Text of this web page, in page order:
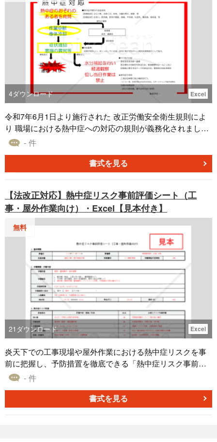
めに、ぜひこのテンプレートをご活用ください。
4ダウンロード Excel
令和7年6月1日より施行された 改正労働安全衛生規則によ
り 職場における熱中症への対応の規則が義務化されまし
た。 それにより、職場での熱中症対策の体制整備、対応手
周知する内容としては厚生労働省の例として出してる内容
を網羅していると思うので、掲示物・周知する際の資料と
為、他業種での使用時は多少の内容変更の必要があるかと
思います。
- 件
書式を見る
【法改正対応】熱中症リスク事前評価シート（工
事・屋外作業向け）・Excel【見本付き】
無料
21 ダウンロード Excel
炎天下での工事現場や屋外作業における熱中症リスクを事
前に把握し、予防措置を徹底できる「熱中症リスク事前評
価シート」です。2025年6月施行の労働安全衛生規則改正
リスク区分を一目で判断できます。見本付きで直感的に記
入でき、書式準備の人的・コスト的負担も削減可能です。
- 件
書式を見る